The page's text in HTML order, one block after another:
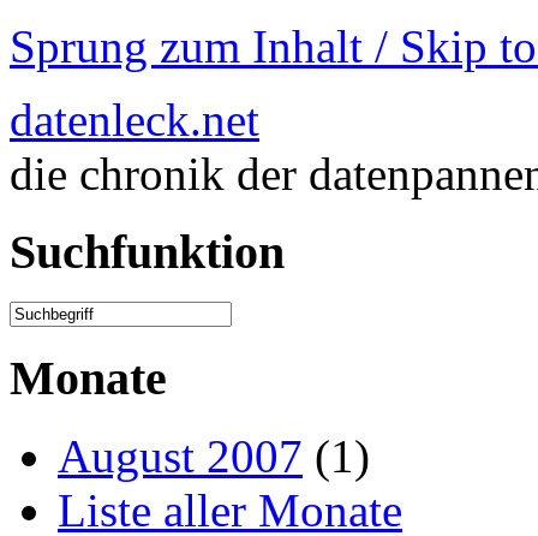
Sprung zum Inhalt / Skip
datenleck.net
die chronik der
Suchfunktion
Monate
August 2007 (1)
Liste aller Monate